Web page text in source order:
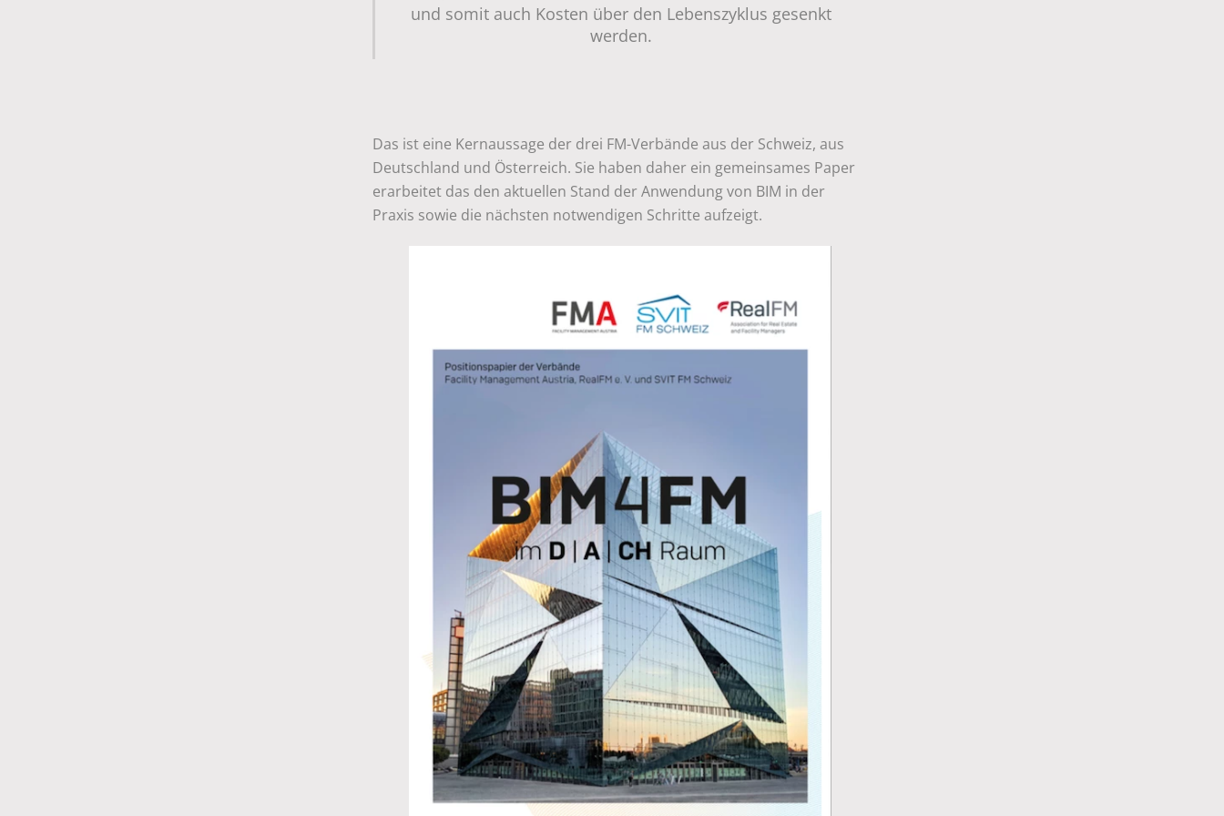
und somit auch Kosten über den Lebenszyklus gesenkt
werden.
Das ist eine Kernaussage der drei FM-Verbände aus der Schweiz, aus
Deutschland und Österreich. Sie haben daher ein gemeinsames Paper
erarbeitet das den aktuellen Stand der Anwendung von BIM in der
Praxis sowie die nächsten notwendigen Schritte aufzeigt.